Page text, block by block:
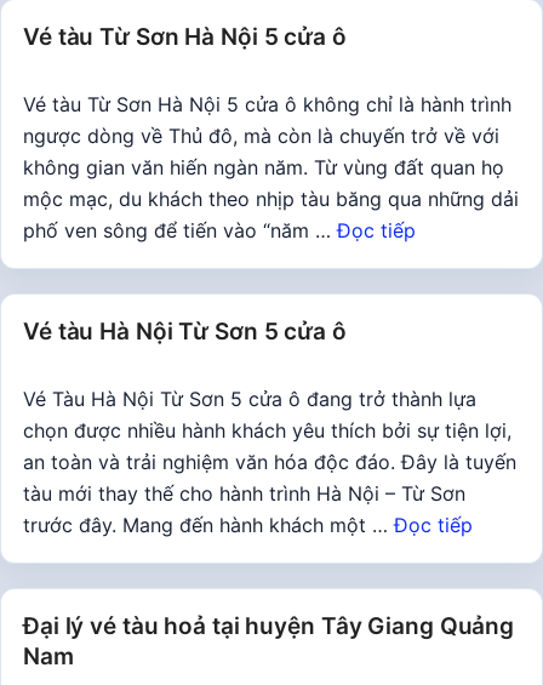
Vé tàu Từ Sơn Hà Nội 5 cửa ô
Vé tàu Từ Sơn Hà Nội 5 cửa ô không chỉ là hành trình
ngược dòng về Thủ đô, mà còn là chuyến trở về với
không gian văn hiến ngàn năm. Từ vùng đất quan họ
mộc mạc, du khách theo nhịp tàu băng qua những dải
phố ven sông để tiến vào “năm …Đọc tiếp
Vé tàu Hà Nội Từ Sơn 5 cửa ô
Vé Tàu Hà Nội Từ Sơn 5 cửa ô đang trở thành lựa
chọn được nhiều hành khách yêu thích bởi sự tiện lợi,
an toàn và trải nghiệm văn hóa độc đáo. Đây là tuyến
tàu mới thay thế cho hành trình Hà Nội – Từ Sơn
trước đây. Mang đến hành khách một …Đọc tiếp
Đại lý vé tàu hoả tại huyện Tây Giang Quảng
Nam